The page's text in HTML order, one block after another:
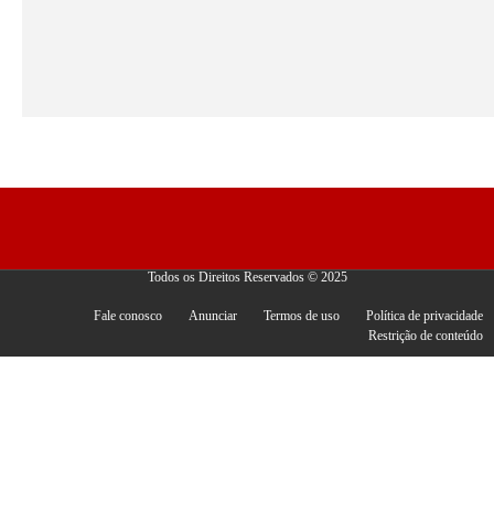
Todos os Direitos Reservados © 2025
Fale conosco Anunciar Termos de uso
Política de privacidade
Restrição de conteúdo